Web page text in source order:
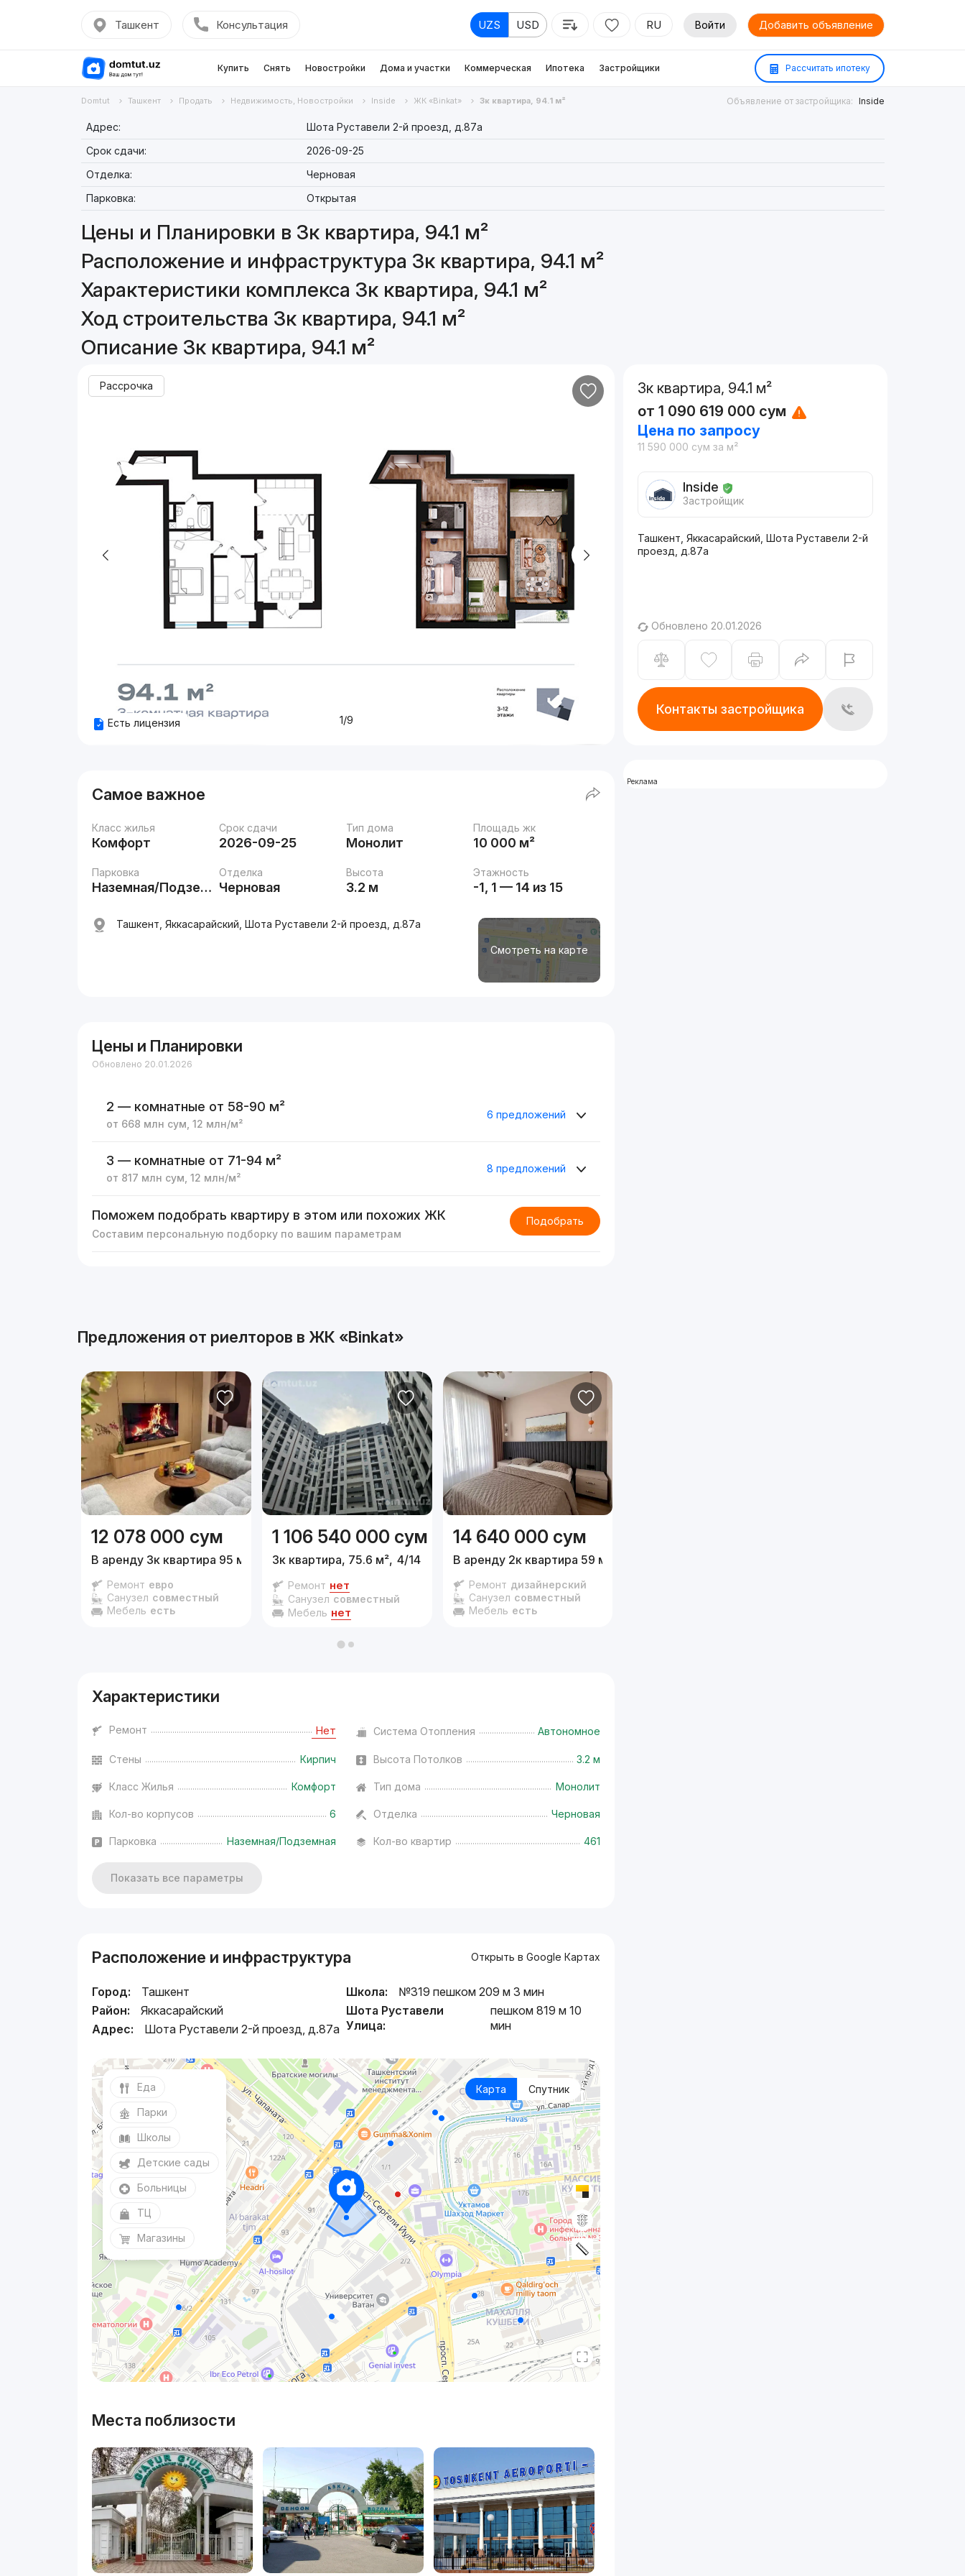
Ташкент Консультация UZS USD RU Войти Добавить объявление
Купить Снять Новостройки Дома и участки Коммерческая Ипотека Застройщики Рассчитать ипотеку
Domtut Ташкент Продать Недвижимость, Новостройки Inside ЖК «Binkat» 3к квартира, 94.1 м² Объявление от застройщика: Inside
Адрес:
Шота Руставели 2-й проезд, д.87a
Срок сдачи:
2026-09-25
Отделка:
Черновая
Парковка:
Открытая
Цены и Планировки в 3к квартира, 94.1 м²
Расположение и инфраструктура 3к квартира, 94.1 м²
Характеристики комплекса 3к квартира, 94.1 м²
Ход строительства 3к квартира, 94.1 м²
Описание 3к квартира, 94.1 м²
Рассрочка
1/9
Есть лицензия
Самое важное
Класс жилья
Комфорт
Срок сдачи
2026-09-25
Тип дома
Монолит
Площадь жк
10 000 м²
Парковка
Наземная/Подземная
Отделка
Черновая
Высота
3.2 м
Этажность
-1, 1 — 14 из 15
Смотреть на карте
Ташкент, Яккасарайский, Шота Руставели 2-й проезд, д.87a
Цены и Планировки
Обновлено 20.01.2026
2 — комнатные от 58-90 м²
от 668 млн сум ,12 млн/м²
6 предложений
3 — комнатные от 71-94 м²
от 817 млн сум ,12 млн/м²
8 предложений
Поможем подобрать квартиру в этом или похожих ЖК
Составим персональную подборку по вашим параметрам
Подобрать
Предложения от риелторов в ЖК «Binkat»
12 078 000 сум
В аренду 3к квартира 95 м², 3/14 эт.
Ремонт евро
Санузел совместный
Мебель есть
1 106 540 000 сум
3к квартира, 75.6 м², 4/14 эт.
Ремонт нет
Санузел совместный
Мебель нет
14 640 000 сум
В аренду 2к квартира 59 м²,
Ремонт дизайнерский
Санузел совместный
Мебель есть
Характеристики
Ремонт Нет Система Отопления Автономное
Стены Кирпич Высота Потолков 3.2 м
Класс Жилья Комфорт Тип дома Монолит
Кол-во корпусов 6 Отделка Черновая
Парковка Наземная/Подземная Кол-во квартир 461
Показать все параметры
Расположение и инфраструктура Открыть в Google Картах
Город:
Ташкент
Район:
Яккасарайский
Адрес:
Шота Руставели 2-й проезд, д.87a
Школа:
№319 пешком 209 м 3 мин
Шота Руставели
Улица:
пешком 819 м 10
мин
Карта Спутник
Еда
Парки
Школы
Детские сады
Больницы
ТЦ
Магазины
Места поблизости
3к квартира, 94.1 м²
от 1 090 619 000 сум
Цена по запросу
11 590 000 сум за м²
Inside
Застройщик
Ташкент, Яккасарайский, Шота Руставели 2-й
проезд, д.87a
Обновлено 20.01.2026
Контакты застройщика
Реклама